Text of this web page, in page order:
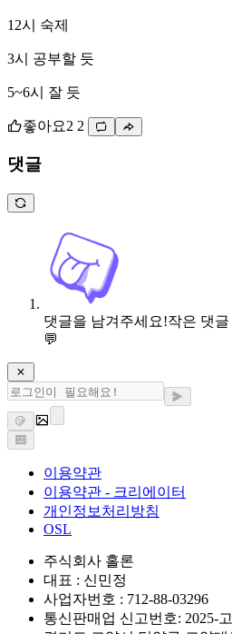
12시 숙제
3시 공부할 듯
5~6시 잘 듯
좋아요2 2
댓글
댓글을 남겨주세요!작은 댓
💬
이용약관
이용약관 - 크리에이터
개인정보처리방침
OSL
주식회사 홀론
대표 : 신민정
사업자번호 : 712-88-03296
통신판매업 신고번호: 2025-